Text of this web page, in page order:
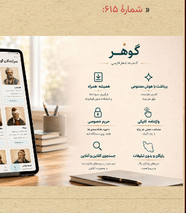
« شمارهٔ ۶۱۵: